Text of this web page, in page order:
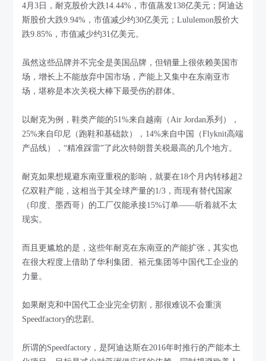
4月3日，耐克股价大跌14.44%，市值蒸发138亿美元；阿迪达
斯股价大跌9.94%，市值减少约30亿美元；Lululemon股价大
跌9.85%，市值减少约31亿美元。
虽然这些品牌并不完全是美国品牌，但销量上很依赖美国市
场，增长上不能放弃中国市场，产能上又集中在东南亚市
场，堪称是本次关税大棒下最受伤的群体。
以耐克为例，鞋类产能的51%来自越南（Air Jordan系列），
25%来自印尼（跑鞋和基础款），14%来自中国（Flyknit高端
产品线），“精准踩雷”了此次特朗普关税最高的几个地方。
耐克如果想规避东南亚重税的影响，就要在18个月内转移超2
亿双鞋产能，这相当于其全球产量的1/3，而现有替代国家
（印度、墨西哥）的工厂仅能承接15%订单——听着就不太
现实。
而且更尴尬的是，这些年耐克在东南亚的产能扩张，其实也
在很大程度上借助了华利集团、裕元集团等中国代工企业的
力量。
如果耐克和中国代工企业完全切割，那很难说不会重演
Speedfactory的悲剧。
所谓的Speedfactory，是阿迪达斯在2016年时推行的产能本土